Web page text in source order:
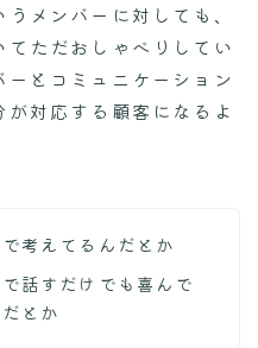
メンバーに対しても、
ただおしゃべりしてい
ーとコミュニケーション
対応する顧客になるよ
考えてるんだとか
話すだけでも喜んで
とか